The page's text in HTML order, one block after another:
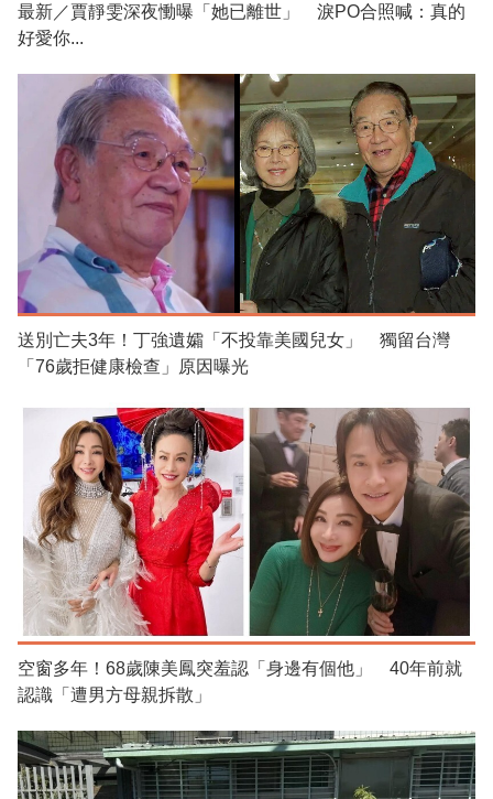
最新／賈靜雯深夜慟曝「她已離世」 淚PO合照喊：真的
好愛你...
送別亡夫3年！丁強遺孀「不投靠美國兒女」 獨留台灣
「76歲拒健康檢查」原因曝光
空窗多年！68歲陳美鳳突羞認「身邊有個他」 40年前就
認識「遭男方母親拆散」